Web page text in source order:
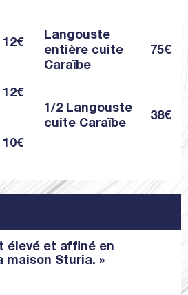
12€
12€
10€
Langouste
entière cuite
Caraïbe
75€
1/2 Langouste
cuite Caraïbe
38€
élevé et affiné en
maison Sturia. »